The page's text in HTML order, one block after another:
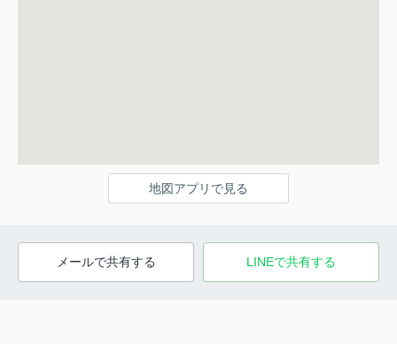
地図アプリで見る
メールで共有する LINEで共有する